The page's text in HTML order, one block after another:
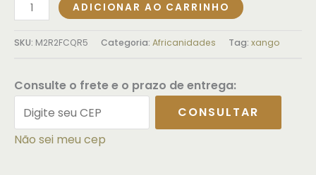
ADICIONAR AO CARRINHO
SKU: M2R2FCQR5 Categoria: Africanidades Tag: xango
Consulte o frete e o prazo de entrega:
CONSULTAR
Não sei meu cep